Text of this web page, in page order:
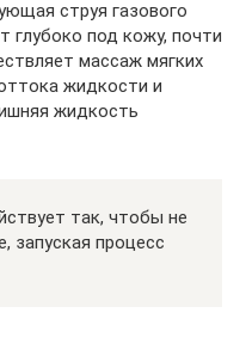
струя газового
глубоко под кожу, почти
массаж мягких
жидкости и
жидкость
так, чтобы не
запуская процесс